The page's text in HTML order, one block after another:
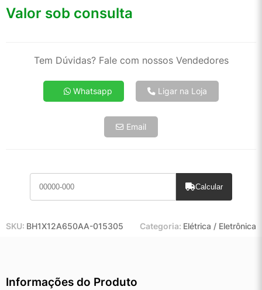
Valor sob consulta
Tem Dúvidas? Fale com nossos Vendedores
Whatsapp Ligar na Loja
Email
Calcular
SKU: BH1X12A650AA-015305 Categoria: Elétrica / Eletrônica
Informações do Produto